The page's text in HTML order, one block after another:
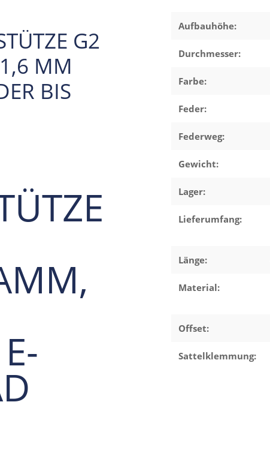
G2
MM
BIS
Aufbauhöhe:
Durchmesser:
Farbe:
Feder:
Federweg:
Gewicht:
Lager:
Lieferumfang:
Länge:
Material:
Offset:
Sattelklemmung: